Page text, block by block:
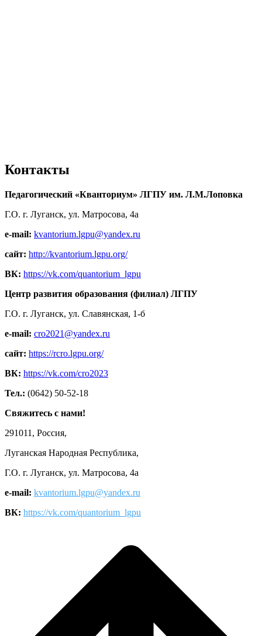
Контакты
Педагогический «Кванториум» ЛГПУ им. Л.М.Лоповка
Г.О. г. Луганск, ул. Матросова, 4а
e-mail: kvantorium.lgpu@yandex.ru
сайт: http://kvantorium.lgpu.org/
ВК: https://vk.com/quantorium_lgpu
Центр развития образования (филиал) ЛГПУ
Г.О. г. Луганск, ул. Славянская, 1-б
e-mail: cro2021@yandex.ru
сайт: https://rcro.lgpu.org/
ВК: https://vk.com/cro2023
Тел.: (0642) 50-52-18
Свяжитесь с нами!
291011, Россия,
Луганская Народная Республика,
Г.О. г. Луганск, ул. Матросова, 4а
e-mail: kvantorium.lgpu@yandex.ru
ВК: https://vk.com/quantorium_lgpu